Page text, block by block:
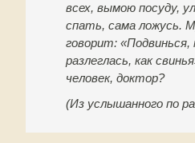
всех, вымою посуду,
спать, сама ложусь.
говорит: «Подвинься,
разлеглась, как
человек, доктор?
(Из услышанного по